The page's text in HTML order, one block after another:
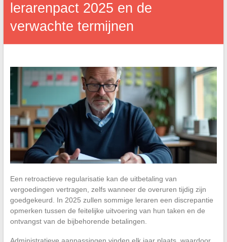
lerarenpact 2025 en de
verwachte termijnen
Een retroactieve regularisatie kan de uitbetaling van
vergoedingen vertragen, zelfs wanneer de overuren tijdig zijn
goedgekeurd. In 2025 zullen sommige leraren een discrepantie
opmerken tussen de feitelijke uitvoering van hun taken en de
ontvangst van de bijbehorende betalingen.